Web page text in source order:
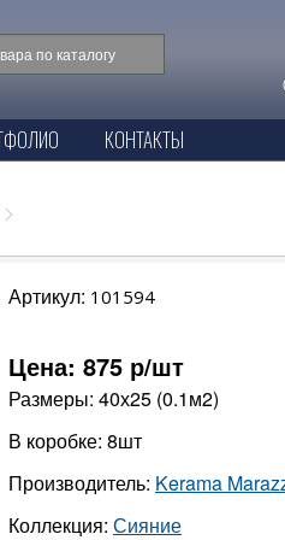
КОНТАКТЫ
Артикул: 101594
Цена: 875 р/шт
Размеры: 40х25 (0.1м2)
В коробке: 8шт
Производитель: Kerama
Коллекция: Сияние